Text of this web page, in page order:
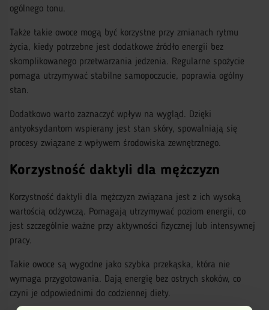
ogólnego tonu.
Także takie owoce mogą być korzystne przy zmianach rytmu
życia, kiedy potrzebne jest dodatkowe źródło energii bez
skomplikowanego przetwarzania jedzenia. Regularne spożycie
pomaga utrzymywać stabilne samopoczucie, poprawia ogólny
stan.
Dodatkowo warto zaznaczyć wpływ na wygląd. Dzięki
antyoksydantom wspierany jest stan skóry, spowalniają się
procesy związane z wpływem środowiska zewnętrznego.
Korzystność daktyli dla mężczyzn
Korzystność daktyli dla mężczyzn związana jest z ich wysoką
wartością odżywczą. Pomagają utrzymywać poziom energii, co
jest szczególnie ważne przy aktywności fizycznej lub intensywnej
pracy.
Takie owoce są wygodne jako szybka przekąska, która nie
wymaga przygotowania. Dają energię bez ostrych skoków, co
czyni je odpowiednimi do codziennej diety.